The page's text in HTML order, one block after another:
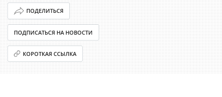
ПОДЕЛИТЬСЯ
ПОДПИСАТЬСЯ НА НОВОСТИ
КОРОТКАЯ ССЫЛКА